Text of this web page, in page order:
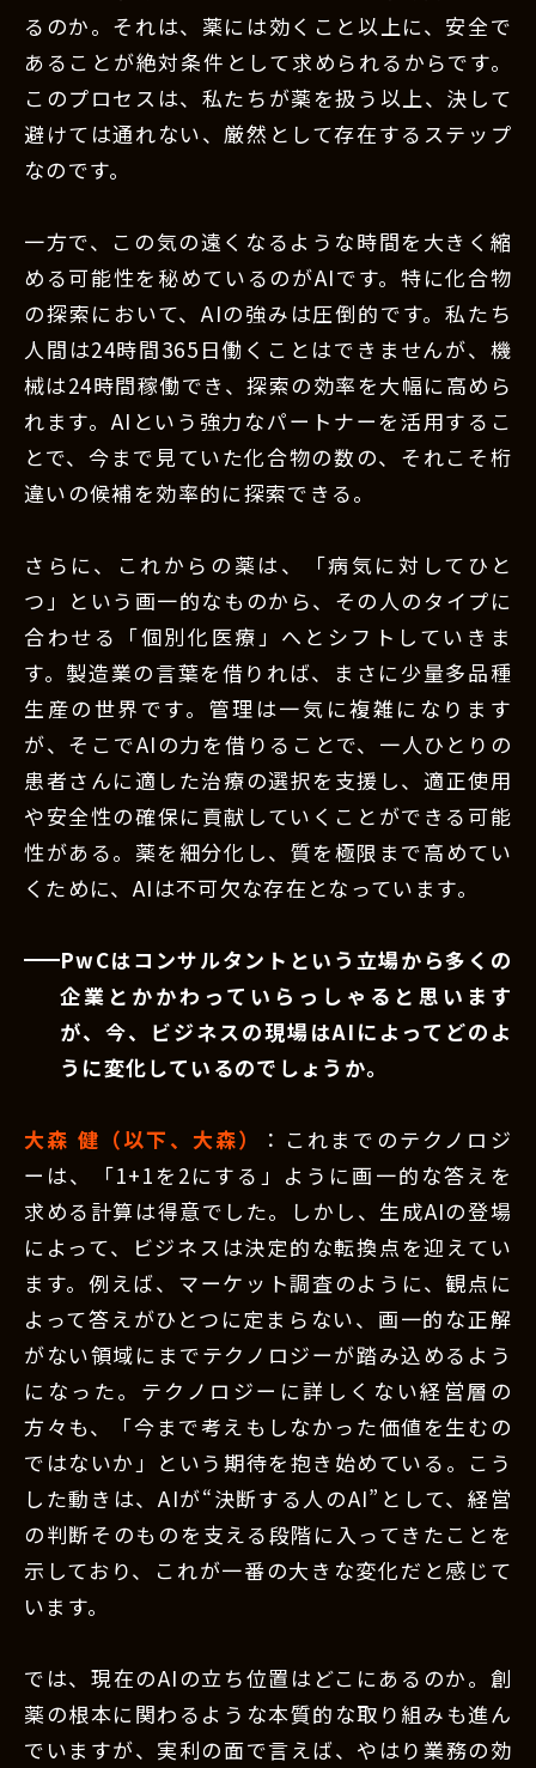
るのか。それは、薬には効くこと以上に、安全で
あることが絶対条件として求められるからです。
このプロセスは、私たちが薬を扱う以上、決して
避けては通れない、厳然として存在するステップ
なのです。
一方で、この気の遠くなるような時間を大きく縮
める可能性を秘めているのがAIです。特に化合物
の探索において、AIの強みは圧倒的です。私たち
人間は24時間365日働くことはできませんが、機
械は24時間稼働でき、探索の効率を大幅に高めら
れます。AIという強力なパートナーを活用するこ
とで、今まで見ていた化合物の数の、それこそ桁
違いの候補を効率的に探索できる。
さらに、これからの薬は、「病気に対してひと
つ」という画一的なものから、その人のタイプに
合わせる「個別化医療」へとシフトしていきま
す。製造業の言葉を借りれば、まさに少量多品種
生産の世界です。管理は一気に複雑になります
が、そこでAIの力を借りることで、一人ひとりの
患者さんに適した治療の選択を支援し、適正使用
や安全性の確保に貢献していくことができる可能
性がある。薬を細分化し、質を極限まで高めてい
くために、AIは不可欠な存在となっています。
PwCはコンサルタントという立場から多くの
企業とかかわっていらっしゃると思います
が、今、ビジネスの現場はAIによってどのよ
うに変化しているのでしょうか。
大森 健（以下、大森）
：これまでのテクノロジ
ーは、「1+1を2にする」ように画一的な答えを
求める計算は得意でした。しかし、生成AIの登場
によって、ビジネスは決定的な転換点を迎えてい
ます。例えば、マーケット調査のように、観点に
よって答えがひとつに定まらない、画一的な正解
がない領域にまでテクノロジーが踏み込めるよう
になった。テクノロジーに詳しくない経営層の
方々も、「今まで考えもしなかった価値を生むの
ではないか」という期待を抱き始めている。こう
した動きは、AIが“決断する人のAI”として、経営
の判断そのものを支える段階に入ってきたことを
示しており、これが一番の大きな変化だと感じて
います。
では、現在のAIの立ち位置はどこにあるのか。創
薬の根本に関わるような本質的な取り組みも進ん
でいますが、実利の面で言えば、やはり業務の効